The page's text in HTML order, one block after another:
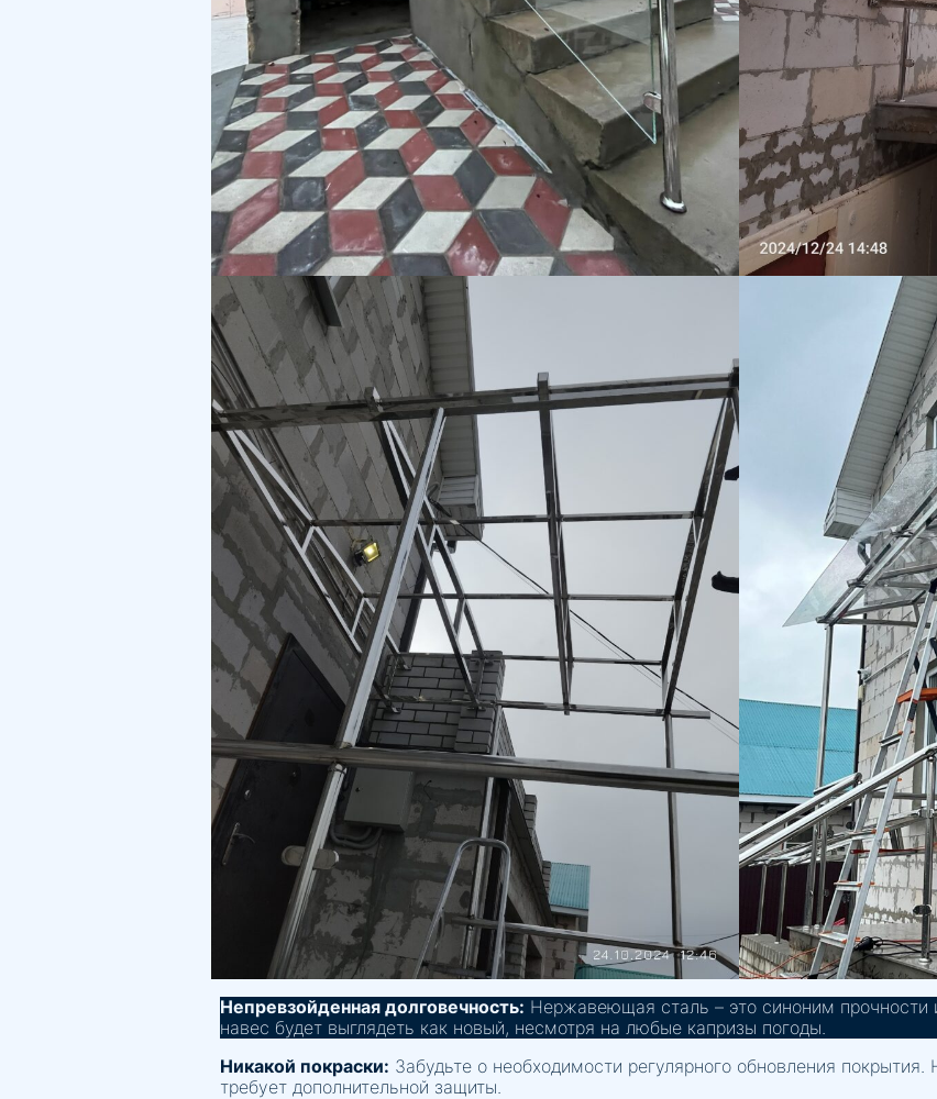
Непревзойденная долговечность: Нержавеющая сталь – это синоним прочности
навес будет выглядеть как новый, несмотря на любые капризы погоды.
Никакой покраски: Забудьте о необходимости регулярного обновления
требует дополнительной защиты.